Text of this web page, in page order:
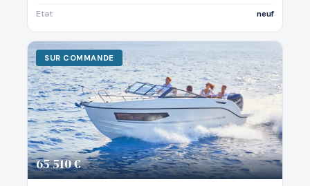
Etat
neuf
SUR COMMANDE
65 510 €